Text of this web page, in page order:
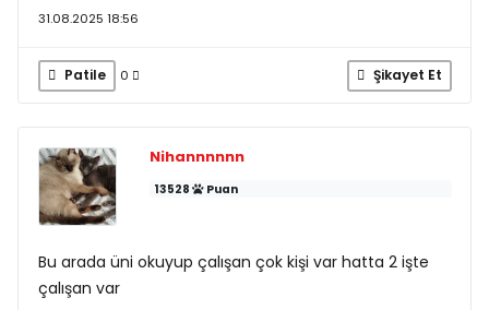
31.08.2025 18:56
Patile 0 Şikayet Et
Nihannnnnn
13528 Puan
Bu arada üni okuyup çalışan çok kişi var hatta 2 işte
çalışan var